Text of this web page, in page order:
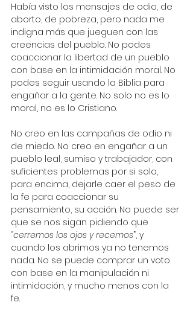
Había visto los mensajes de odio, de
aborto, de pobreza, pero nada me
indigna más que jueguen con las
creencias del pueblo. No podes
coaccionar la libertad de un pueblo
con base en la intimidación moral. No
podes seguir usando la Biblia para
engañar a la gente. No solo no es lo
moral, no es lo Cristiano.
No creo en las campañas de odio ni
de miedo. No creo en engañar a un
pueblo leal, sumiso y trabajador, con
suficientes problemas por si solo,
para encima, dejarle caer el peso de
la fe para coaccionar su
pensamiento, su acción. No puede ser
que se nos sigan pidiendo que
“cerremos los ojos y recemos”, y
cuando los abrimos ya no tenemos
nada. No se puede comprar un voto
con base en la manipulación ni
intimidación, y mucho menos con la
fe.